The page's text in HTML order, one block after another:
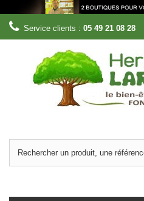
Service clients : 05 49 21 08 28